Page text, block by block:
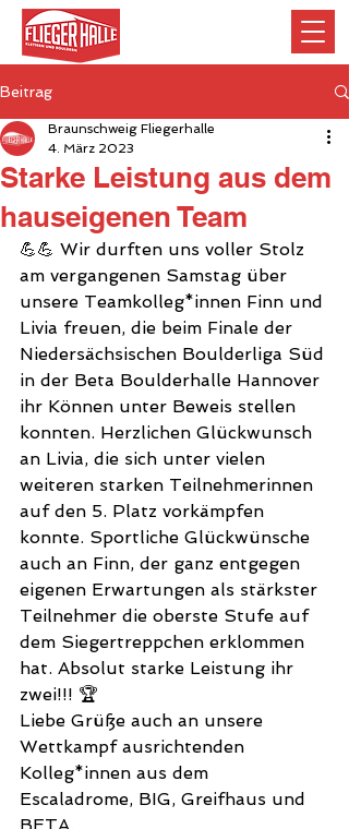
Beitrag
Starke Leistung aus dem
hauseigenen Team
Braunschweig Fliegerhalle
4. März 2023
💪💪 Wir durften uns voller Stolz
am vergangenen Samstag über
unsere Teamkolleg*innen Finn und
Livia freuen, die beim Finale der
Niedersächsischen Boulderliga Süd
in der Beta Boulderhalle Hannover
ihr Können unter Beweis stellen
konnten. Herzlichen Glückwunsch
an Livia, die sich unter vielen
weiteren starken Teilnehmerinnen
auf den 5. Platz vorkämpfen
konnte. Sportliche Glückwünsche
auch an Finn, der ganz entgegen
eigenen Erwartungen als stärkster
Teilnehmer die oberste Stufe auf
dem Siegertreppchen erklommen
hat. Absolut starke Leistung ihr
zwei!!! 🏆
Liebe Grüße auch an unsere
Wettkampf ausrichtenden
Kolleg*innen aus dem
Escaladrome, BIG, Greifhaus und